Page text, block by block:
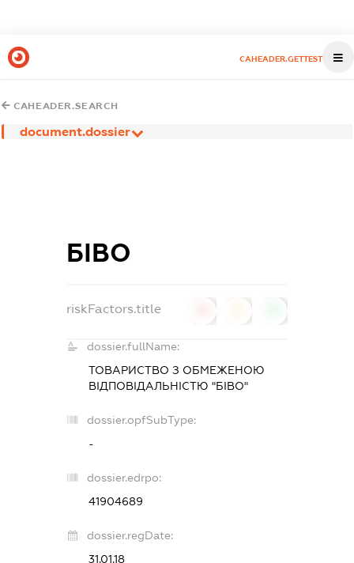
CAHEADER.GETTEST
CAHEADER.SEARCH
document.dossier
БІВО
riskFactors.title
dossier.fullName:
ТОВАРИСТВО З ОБМЕЖЕНОЮ
ВІДПОВІДАЛЬНІСТЮ "БІВО"
dossier.opfSubType:
-
dossier.edrpo:
41904689
dossier.regDate:
31.01.18